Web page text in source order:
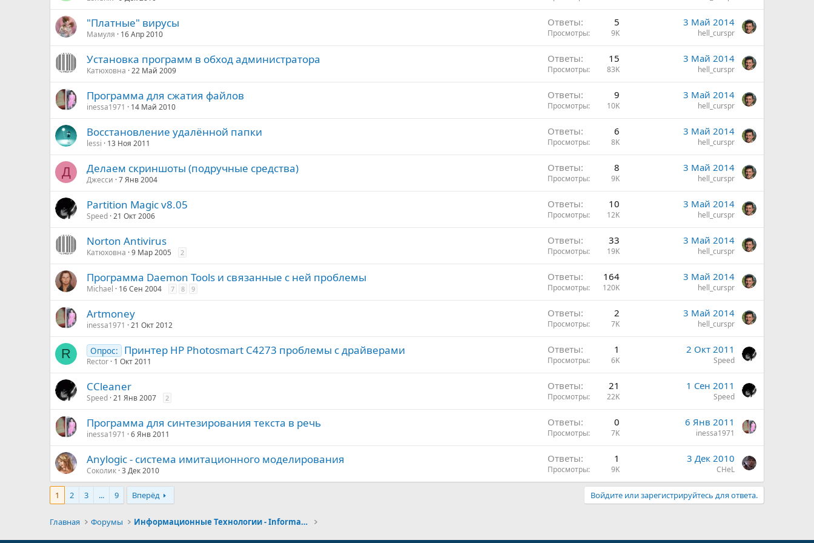
"Платные" вирусы
Мамуля 16 Апр 2010
Ответы 5
Просмотры 9K
3 Май 2014
hell_curspr
Установка программ в обход администратора
Катюховна 22 Май 2009
Ответы 15
Просмотры 83K
3 Май 2014
hell_curspr
Программа для сжатия файлов
inessa1971 14 Май 2010
Ответы 9
Просмотры 10K
3 Май 2014
hell_curspr
Восстановление удалённой папки
lessi 13 Ноя 2011
Ответы 6
Просмотры 8K
3 Май 2014
hell_curspr
Д Делаем скриншоты (подручные средства)
Джесси 7 Янв 2004
Ответы 8
Просмотры 9K
3 Май 2014
hell_curspr
Partition Magic v8.05
Speed 21 Окт 2006
Ответы 10
Просмотры 12K
3 Май 2014
hell_curspr
Norton Antivirus
Катюховна 9 Мар 2005 2
Ответы 33
Просмотры 19K
3 Май 2014
hell_curspr
Программа Daemon Tools и связанные с ней проблемы
Michael 16 Сен 2004 7 8 9
Ответы 164
Просмотры 120K
3 Май 2014
hell_curspr
Artmoney
inessa1971 21 Окт 2012
Ответы 2
Просмотры 7K
3 Май 2014
hell_curspr
R Опрос: Принтер HP Photosmart C4273 проблемы с драйверами
Rector 1 Окт 2011
Ответы 1
Просмотры 6K
2 Окт 2011
Speed
CCleaner
Speed 21 Янв 2007 2
Ответы 21
Просмотры 22K
1 Сен 2011
Speed
Программа для синтезирования текста в речь
inessa1971 6 Янв 2011
Ответы 0
Просмотры 7K
6 Янв 2011
inessa1971
Anylogic - система имитационного моделирования
Соколик 3 Дек 2010
Ответы 1
Просмотры 9K
3 Дек 2010
CHeL
1 2 3 ... 9 Вперёд Войдите или зарегистрируйтесь для ответа.
Главная Форумы Информационные Технологии - Information Technology